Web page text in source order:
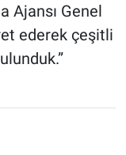
Ajansı Genel
ederek çeşitli